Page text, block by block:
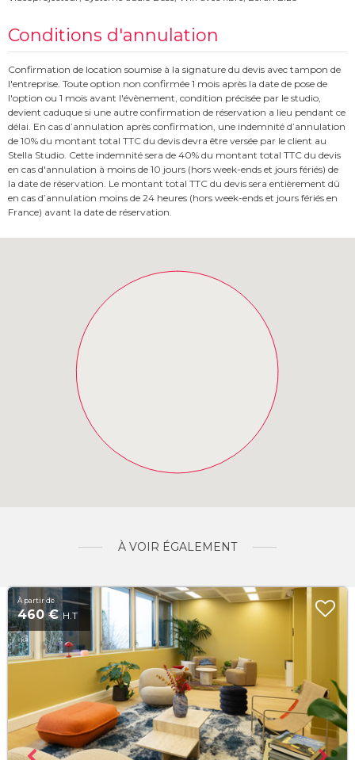
Conditions d'annulation
Confirmation de location soumise à la signature du devis avec tampon de
l'entreprise. Toute option non confirmée 1 mois après la date de pose de
l'option ou 1 mois avant l'évènement, condition précisée par le studio,
devient caduque si une autre confirmation de réservation a lieu pendant ce
délai. En cas d’annulation après confirmation, une indemnité d’annulation
de 10% du montant total TTC du devis devra être versée par le client au
Stella Studio. Cette indemnité sera de 40% du montant total TTC du devis
en cas d'annulation à moins de 10 jours (hors week-ends et jours fériés) de
la date de réservation. Le montant total TTC du devis sera entièrement dû
en cas d’annulation moins de 24 heures (hors week-ends et jours fériés en
France) avant la date de réservation.
À VOIR ÉGALEMENT
À partir de
460 €H.T